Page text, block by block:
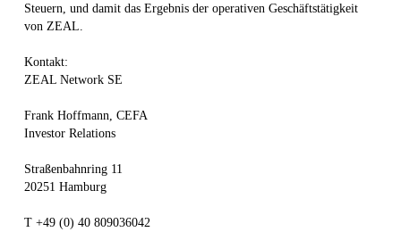
Steuern, und damit das Ergebnis der operativen Geschäftstätigkeit
von ZEAL.
Kontakt:
ZEAL Network SE
Frank Hoffmann, CEFA
Investor Relations
Straßenbahnring 11
20251 Hamburg
T +49 (0) 40 809036042